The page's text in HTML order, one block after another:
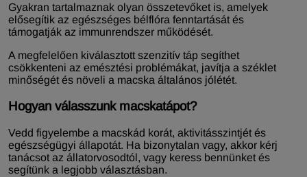
Gyakran tartalmaznak olyan összetevőket is, amelyek
elősegítik az egészséges bélflóra fenntartását és
támogatják az immunrendszer működését.
A megfelelően kiválasztott szenzitív táp segíthet
csökkenteni az emésztési problémákat, javítja a széklet
minőségét és növeli a macska általános jólétét.
Hogyan válasszunk macskatápot?
Vedd figyelembe a macskád korát, aktivitásszintjét és
egészségügyi állapotát. Ha bizonytalan vagy, akkor kérj
tanácsot az állatorvosodtól, vagy keress bennünket és
segítünk a legjobb választásban.